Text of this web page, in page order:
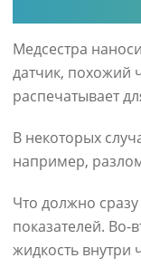
Медсестра
датчик, похожий
распечатывает
В некоторых
например,
Что должно
показателей. Во-
жидкость внутри